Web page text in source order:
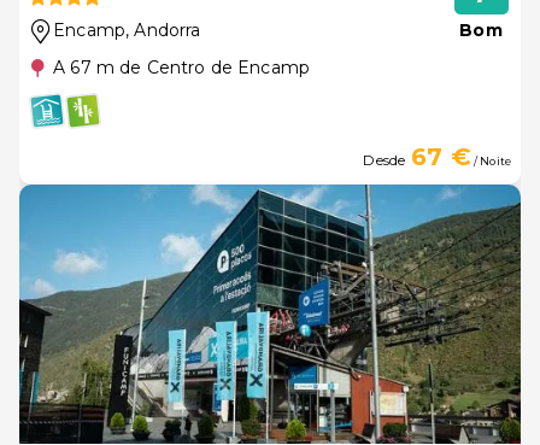
Encamp, Andorra
A 67 m de Centro de Encamp
Bom
Desde 67 €/ Noite